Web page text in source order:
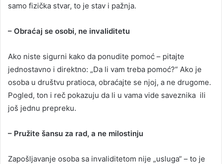
samo fizička stvar, to je stav i pažnja.
– Obraćaj se osobi, ne invaliditetu
Ako niste sigurni kako da ponudite pomoć – pitajte
jednostavno i direktno: „Da li vam treba pomoć?“ Ako je
osoba u društvu pratioca, obraćajte se njoj, a ne drugome.
Pogled, ton i reč pokazuju da li u vama vide saveznika ili
još jednu prepreku.
– Pružite šansu za rad, a ne milostinju
Zapošljavanje osoba sa invaliditetom nije „usluga“ – to je